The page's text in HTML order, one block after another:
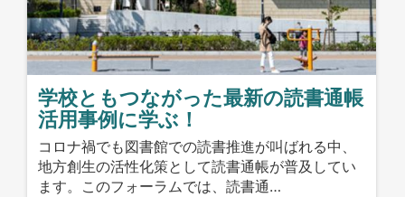
学校ともつながった最新の読書通帳
活用事例に学ぶ！
コロナ禍でも図書館での読書推進が叫ばれる中、
地方創生の活性化策として読書通帳が普及してい
ます。このフォーラムでは、読書通…